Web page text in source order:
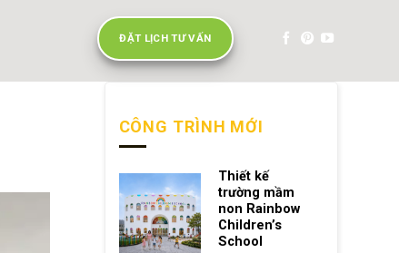
ĐẶT LỊCH TƯ VẤN
CÔNG TRÌNH MỚI
Thiết kế
trường mầm
non Rainbow
Children’s
School